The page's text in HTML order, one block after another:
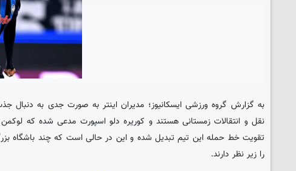
به گزارش گروه ورزشیایسکانیوز؛ مدیران اینتر به صورت جدی به دنبال
نقل و انتقالات زمستانی هستند و کوریره دلو اسپورت مدعی شده که
تقویت خط حمله‌ این تیم تبدیل شده و این در حالی است که چند باشگاه
را زیر نظر دارند.